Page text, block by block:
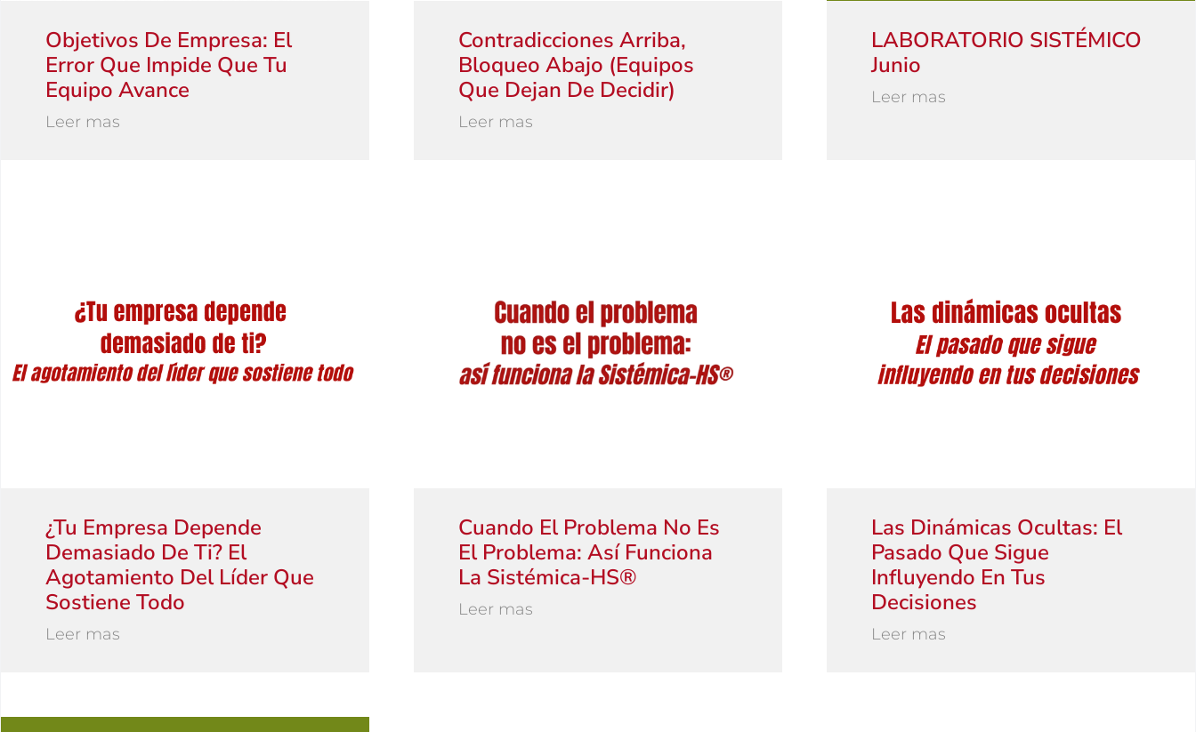
Objetivos De Empresa: El
Error Que Impide Que Tu
Equipo Avance
Leer mas
Contradicciones Arriba,
Bloqueo Abajo (equipos
Que Dejan De Decidir)
Leer mas
LABORATORIO SISTÉMICO
Junio
Leer mas
¿Tu Empresa Depende
Demasiado De Ti? El
Agotamiento Del Líder Que
Sostiene Todo
Leer mas
Cuando El Problema No Es
El Problema: Así Funciona
La Sistémica-HS®
Leer mas
Las Dinámicas Ocultas: El
Pasado Que Sigue
Influyendo En Tus
Decisiones
Leer mas